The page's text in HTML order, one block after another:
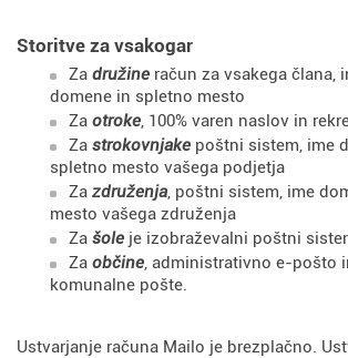
Storitve za vsakogar
Za družine račun za vsakega člana,
domene in spletno mesto
Za otroke, 100% varen naslov in
Za strokovnjake poštni sistem, ime
spletno mesto vašega podjetja
Za združenja, poštni sistem, ime
mesto vašega združenja
Za šole je izobraževalni poštni
Za občine, administrativno e-pošto
komunalne pošte.
Ustvarjanje računa Mailo je brezplačno.